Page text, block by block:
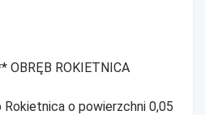
ROKIETNICA
o powierzchni 0,05